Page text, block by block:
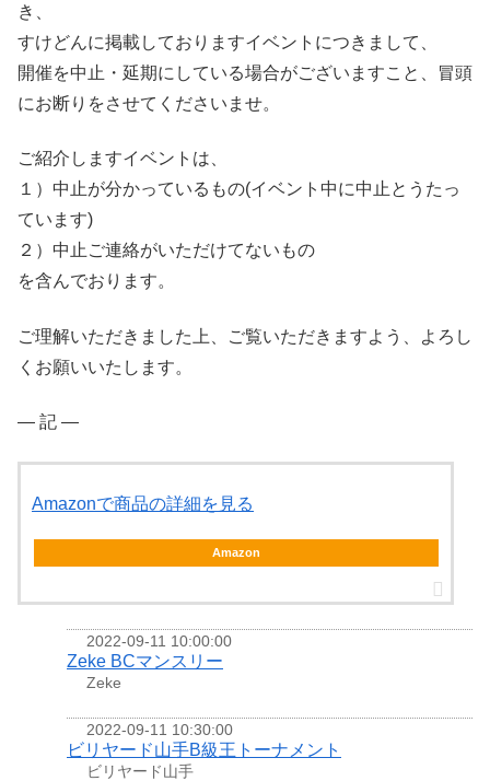
き、
すけどんに掲載しておりますイベントにつきまして、
開催を中止・延期にしている場合がございますこと、冒頭
にお断りをさせてくださいませ。
ご紹介しますイベントは、
１）中止が分かっているもの(イベント中に中止とうたっ
ています)
２）中止ご連絡がいただけてないもの
を含んでおります。
ご理解いただきました上、ご覧いただきますよう、よろし
くお願いいたします。
― 記 ―
Amazonで商品の詳細を見る
Amazon
2022-09-11 10:00:00
Zeke BCマンスリー
Zeke
2022-09-11 10:30:00
ビリヤード山手B級王トーナメント
ビリヤード山手